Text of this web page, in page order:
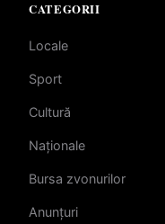
CATEGORII
Locale
Sport
Cultură
Naționale
Bursa zvonurilor
Anunțuri